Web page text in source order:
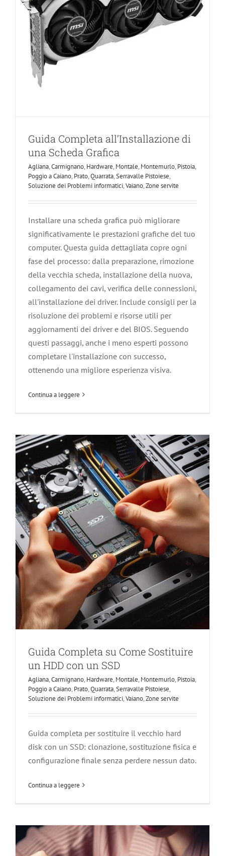
Guida Completa all’Installazione di
una Scheda Grafica
Agliana,Carmignano, Hardware, Montale, Montemurlo, Pistoia,
Poggio a Caiano, Prato,Quarrata,Serravalle Pistoiese,
Soluzione dei Problemi informatici,Vaiano,Zone servite
Installare una scheda grafica può migliorare
significativamente le prestazioni grafiche del tuo
computer. Questa guida dettagliata copre ogni
fase del processo: dalla preparazione, rimozione
della vecchia scheda, installazione della nuova,
collegamento dei cavi, verifica delle connessioni,
all'installazione dei driver. Include consigli per la
risoluzione dei problemi e risorse utili per
aggiornamenti dei driver e del BIOS. Seguendo
questi passaggi, anche i meno esperti possono
completare l'installazione con successo,
ottenendo una migliore esperienza visiva.
Continua a leggere
Guida Completa su Come Sostituire un
HDD con un SSD
Agliana Carmignano Hardware Montale Montemurlo
Pistoia
Poggio a Caiano Prato Quarrata
Serravalle Pistoiese
Soluzione dei Problemi informatici
Guida Completa su Come Sostituire
un HDD con un SSD
Agliana,Carmignano, Hardware, Montale, Montemurlo, Pistoia,
Poggio a Caiano, Prato,Quarrata,Serravalle Pistoiese,
Soluzione dei Problemi informatici,Vaiano,Zone servite
Guida completa per sostituire il vecchio hard
disk con un SSD: clonazione, sostituzione fisica e
configurazione finale senza perdere nessun dato.
Continua a leggere
Guida Completa su Come Installare la
RAM in un PC
Agliana Carmignano Hardware Montale Montemurlo
Pistoia
Poggio a Caiano
Serravalle Pistoiese
Soluzione dei Problemi informatici